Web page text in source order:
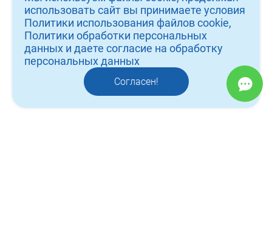
использовать сайт вы принимаете условия
Политики использования файлов cookie,
Политики обработки персональных
данных и даете согласие на обработку
персональных данных
Согласен!
услуги
врачи
работы
контакты